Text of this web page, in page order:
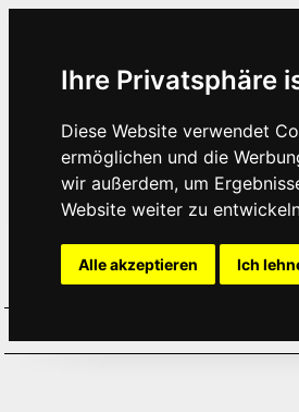
Ihre Privatsphäre
Diese Website verwendet
ermöglichen und die
wir außerdem, um
Website weiter zu
Alle akzeptieren Ich